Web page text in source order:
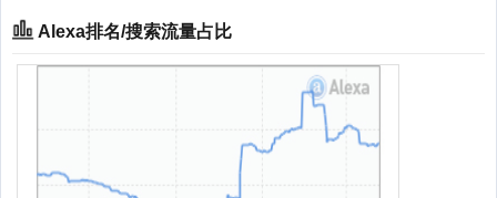
Alexa排名/搜索流量占比